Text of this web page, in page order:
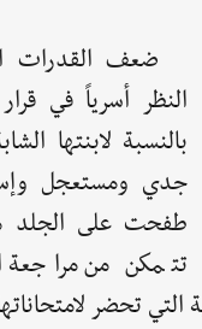
ضعف القدرات
النظر أسرياً في
بالنسبة لابنتها
جدي ومستعجل
طفحت على الجلد
تتمكن من مراجعة
التي تحضر